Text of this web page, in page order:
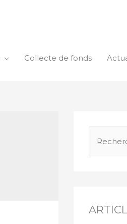
Collecte de fonds